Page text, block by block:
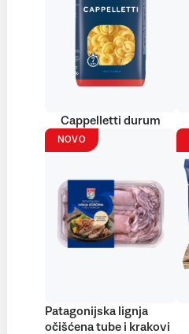
Cappelletti durum
NOVO
Patagonijska lignja
očišćena tube i krakovi